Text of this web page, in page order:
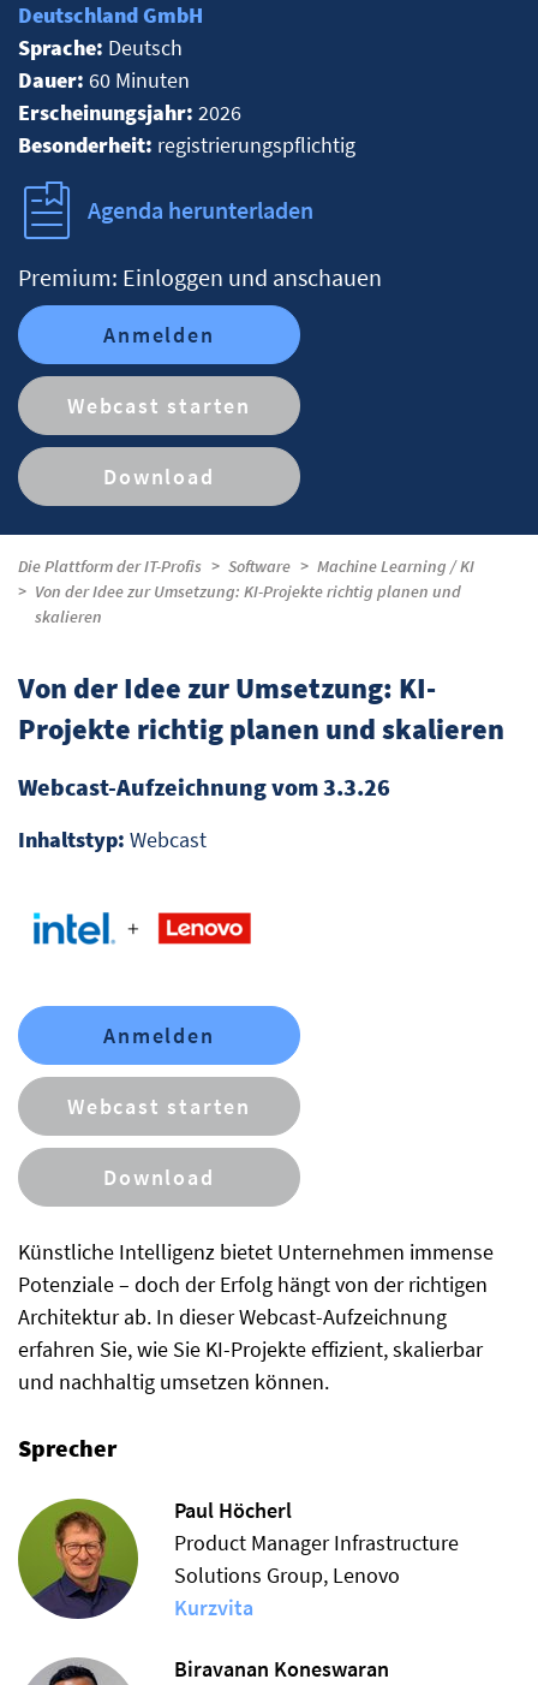
Deutschland GmbH
Sprache: Deutsch
Dauer: 60 Minuten
Erscheinungsjahr: 2026
Besonderheit: registrierungspflichtig
Agenda herunterladen
Premium: Einloggen und anschauen
Anmelden
Webcast starten
Download
Die Plattform der IT-Profis Software
Machine Learning / KI
Von der Idee zur Umsetzung: KI-Projekte richtig planen und
skalieren
Künstliche Intelligenz bietet Unternehmen immense
Potenziale – doch der Erfolg hängt von der richtigen
Architektur ab. In dieser Webcast-Aufzeichnung
erfahren Sie, wie Sie KI-Projekte effizient, skalierbar
und nachhaltig umsetzen können.
Sprecher
Paul Höcherl
Product Manager Infrastructure
Solutions Group, Lenovo
Kurzvita
Biravanan Koneswaran
Von der Idee zur Umsetzung: KI-
Projekte richtig planen und skalieren
Webcast-Aufzeichnung vom 3.3.26
Inhaltstyp: Webcast
Anmelden
Webcast starten
Download